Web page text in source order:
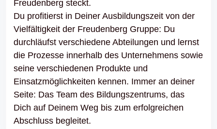
Freudenberg steckt.
Du profitierst in Deiner Ausbildungszeit von der
Vielfältigkeit der Freudenberg Gruppe: Du
durchläufst verschiedene Abteilungen und lernst
die Prozesse innerhalb des Unternehmens sowie
seine verschiedenen Produkte und
Einsatzmöglichkeiten kennen. Immer an deiner
Seite: Das Team des Bildungszentrums, das
Dich auf Deinem Weg bis zum erfolgreichen
Abschluss begleitet.